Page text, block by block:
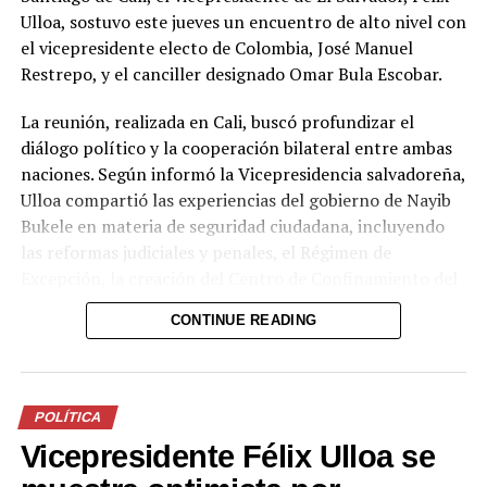
Ulloa, sostuvo este jueves un encuentro de alto nivel con
el vicepresidente electo de Colombia, José Manuel
Restrepo, y el canciller designado Omar Bula Escobar.
La reunión, realizada en Cali, buscó profundizar el
diálogo político y la cooperación bilateral entre ambas
naciones. Según informó la Vicepresidencia salvadoreña,
Ulloa compartió las experiencias del gobierno de Nayib
Bukele en materia de seguridad ciudadana, incluyendo
las reformas judiciales y penales, el Régimen de
Terrorismo (CECOT), el Plan Cero Ocio y otras medidas
que han permitido recuperar la paz y posicionar a El
Por el lado colombiano, Restrepo destacó el intercambio
sobre estrategias contra la extorsión y las reformas al
CONTINUE READING
POLÍTICA
Vicepresidente Félix Ulloa se